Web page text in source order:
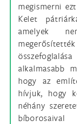
megismerni
Kelet
amelyek
alkalmasabb
hogy az
hívjuk, hogy
néhány